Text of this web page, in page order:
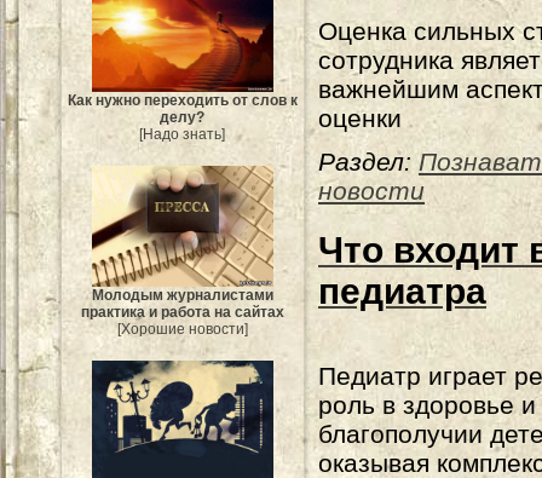
Как нужно переходить от слов к
делу?
[Надо знать]
Молодым журналистами
практика и работа на сайтах
[Хорошие новости]
Оценка сильных
сотрудника
важнейшим
оценки
Раздел:
новости
Что входит
педиатра
Педиатр играет
роль в здоровье и
благополучии
оказывая